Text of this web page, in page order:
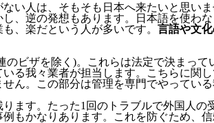
い人は、そもそも日本へ来たいと思い
、逆の発想もあります。日本語を使わ
、楽だという人が多いです。 言語や文
のビザを除く)。これらは法定で決まって
る我々業者が担当します。こちらに関
ん。この部分は管理を専門でやってい
ます。たった1回のトラブルで外国人の
もかなりあります。これを防ぐため、